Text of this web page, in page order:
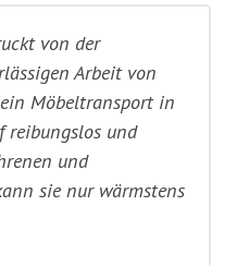
von der
Arbeit von
Möbeltransport in
reibungslos und
und
sie nur wärmstens